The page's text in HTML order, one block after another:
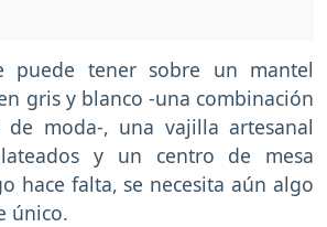
puede tener sobre un mantel
gris y blanco -una combinación
de moda-, una vajilla artesanal
y un centro de mesa
hace falta, se necesita aún algo
único.